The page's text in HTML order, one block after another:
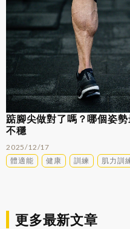
踮腳尖做對了嗎？哪個姿
不穩
2025/12/17
體適能
健康 訓練 肌力訓
更多最新文章